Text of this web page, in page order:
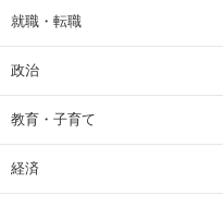
就職・転職
政治
教育・子育て
経済